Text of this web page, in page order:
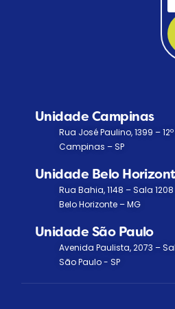
Unidade Campinas
Rua José Paulino, 1399 –
Campinas – SP
Unidade Belo
Rua Bahia, 1148 – Sala 1208
Belo Horizonte – MG
Unidade São Paulo
Avenida Paulista, 2073 –
São Paulo - SP